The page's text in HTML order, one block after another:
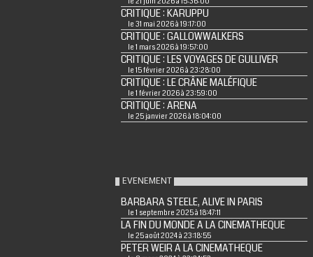
CRITIQUE : KARUPPU
le 31 mai 2026 à 19:17:00
CRITIQUE : GALLOWWALKERS
le 1 mars 2026 à 19:57:00
CRITIQUE : LES VOYAGES DE GULLIVER
le 15 février 2026 à 23:28:00
CRITIQUE : LE CRÂNE MALÉFIQUE
le 1 février 2026 à 23:59:00
CRITIQUE : ARENA
le 25 janvier 2026 à 18:04:00
EVENEMENT
BARBARA STEELE, ALIVE IN PARIS
le 1 septembre 2025 à 18:47:11
LA FIN DU MONDE A LA CINEMATHEQUE
le 25 août 2024 à 23:18:55
PETER WEIR A LA CINEMATHEQUE